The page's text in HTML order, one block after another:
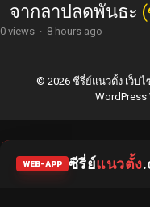
จากลาปลดพันธะ
0 views · 8 hours ago
© 2026 ซีรี่ย์แนวตั้ง เว็
WordPress
WEB-APP ซีรี่ย์แนวตั้ง